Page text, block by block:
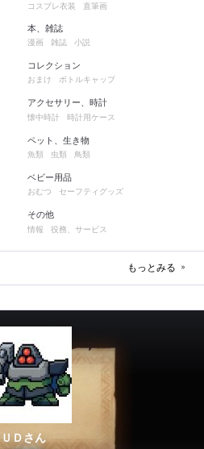
コスプレ衣装 直筆画
本、雑誌
漫画 雑誌 小説
コレクション
おまけ ボトルキャップ
アクセサリー、時計
懐中時計 時計用ケース
ペット、生き物
魚類 虫類 鳥類
ベビー用品
おむつ セーフティグッズ
その他
情報 役務、サービス
もっとみる
ＵＤさん